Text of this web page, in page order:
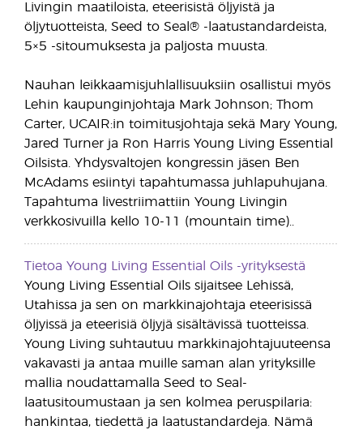
Livingin maatiloista, eteerisistä öljyistä ja
öljytuotteista, Seed to Seal® -laatustandardeista,
5×5 -sitoumuksesta ja paljosta muusta.
Nauhan leikkaamisjuhlallisuuksiin osallistui myös
Lehin kaupunginjohtaja Mark Johnson; Thom
Carter, UCAIR:in toimitusjohtaja sekä Mary Young,
Jared Turner ja Ron Harris Young Living Essential
Oilsista. Yhdysvaltojen kongressin jäsen Ben
McAdams esiintyi tapahtumassa juhlapuhujana.
Tapahtuma livestriimattiin Young Livingin
verkkosivuilla kello 10-11 (mountain time)..
Tietoa Young Living Essential Oils -yrityksestä
Young Living Essential Oils sijaitsee Lehissä,
Utahissa ja sen on markkinajohtaja eteerisissä
öljyissä ja eteerisiä öljyjä sisältävissä tuotteissa.
Young Living suhtautuu markkinajohtajuuteensa
vakavasti ja antaa muille saman alan yrityksille
mallia noudattamalla Seed to Seal-
laatusitoumustaan ja sen kolmea peruspilaria:
hankintaa, tiedettä ja laatustandardeja. Nämä